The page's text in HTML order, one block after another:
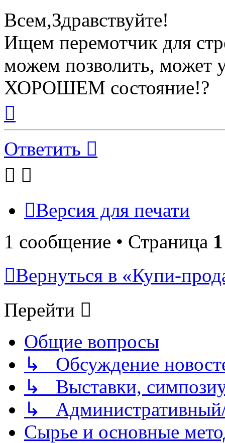
Всем,Здравствуйте!
Ищем перемотчик для
можем позволить, может
ХОРОШЕМ состояние!?
началу
Ответить
Версия для печати
1 сообщение • Страница 1
Вернуться в «Купи-
Перейти
Общие вопросы
↳ Обсуждение
↳ Выставки,
↳
Сырье и основные